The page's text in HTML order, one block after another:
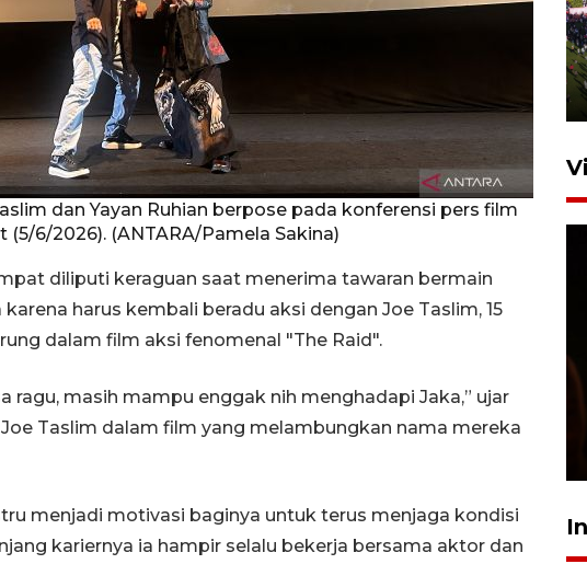
dan Yayan Ruhian berpose pada konferensi pers film
6/2026). (ANTARA/Pamela Sakina)
diliputi keraguan saat menerima tawaran bermain
harus kembali beradu aksi dengan Joe Taslim, 15
dalam film aksi fenomenal "The Raid".
ragu, masih mampu enggak nih menghadapi Jaka,” ujar
Taslim dalam film yang melambungkan nama mereka
menjadi motivasi baginya untuk terus menjaga kondisi
kariernya ia hampir selalu bekerja bersama aktor dan
UPACARA HUT KE-78
REPUBLIK INDONESIA DI
GORONTALO
17 Agustus 2023 15:58
kandungan gizi paket MBG
Ramadhan